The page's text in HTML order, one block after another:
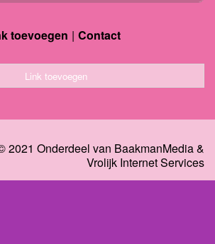
toevoegen Contact
Link toevoegen
2021 Onderdeel van BaakmanMedia&
Vrolijk Internet Services